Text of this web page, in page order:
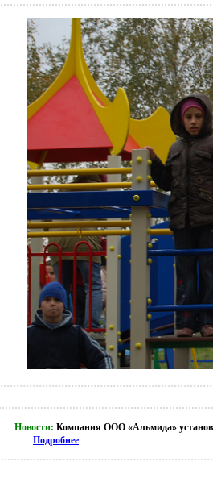
Новости: Компания ООО «Альмида»
Подробнее